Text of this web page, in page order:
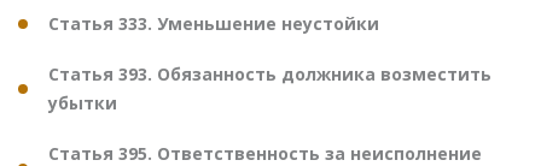
Статья 333. Уменьшение неустойки
Статья 393. Обязанность должника возместить
убытки
Статья 395. Ответственность за неисполнение